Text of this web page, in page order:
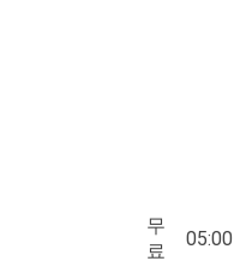
무
료
05:00